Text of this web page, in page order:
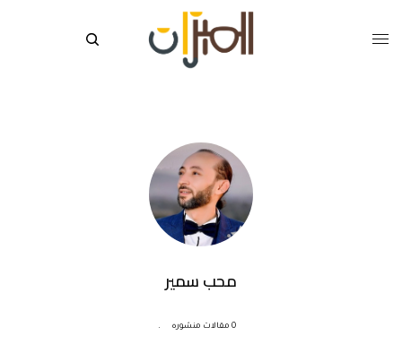
محب سمير
0 مقالات منشوره .